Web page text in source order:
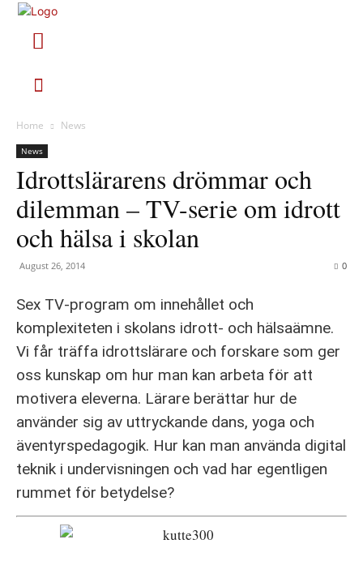
Home News
News
Idrottslärarens drömmar och
dilemman – TV-serie om idrott
och hälsa i skolan
August 26, 2014 0
Sex TV-program om innehållet och
komplexiteten i skolans idrott- och hälsaämne.
Vi får träffa idrottslärare och forskare som ger
oss kunskap om hur man kan arbeta för att
motivera eleverna. Lärare berättar hur de
använder sig av uttryckande dans, yoga och
äventyrspedagogik. Hur kan man använda digital
teknik i undervisningen och vad har egentligen
rummet för betydelse?